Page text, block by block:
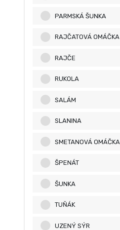
PARMSKÁ ŠUNKA
RAJČATOVÁ OMÁČKA
RAJČE
RUKOLA
SALÁM
SLANINA
SMETANOVÁ OMÁČKA
ŠPENÁT
ŠUNKA
TUŇÁK
UZENÝ SÝR